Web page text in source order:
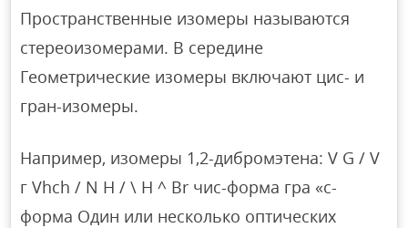
Пространственные изомеры называются
стереоизомерами. В середине
Геометрические изомеры включают цис- и
гран-изомеры.
Например, изомеры 1,2-дибромэтена: V G / V
г Vhch / N H / \ H ^ Br чис-форма гра «с-
форма Один или несколько оптических